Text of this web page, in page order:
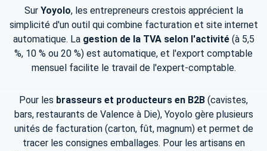
Sur Yoyolo, les entrepreneurs crestois apprécient la
simplicité d'un outil qui combine facturation et site internet
automatique. La gestion de la TVA selon l'activité(à 5,5
%, 10 % ou 20 %) est automatique, et l'export comptable
mensuel facilite le travail de l'expert-comptable.
Pour les brasseurs et producteurs en B2B (cavistes,
bars, restaurants de Valence à Die), Yoyolo gère plusieurs
unités de facturation (carton, fût, magnum) et permet de
tracer les consignes emballages. Pour les artisans en